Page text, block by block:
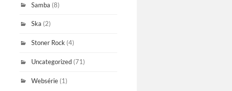
Samba (8)
Ska (2)
Stoner Rock (4)
Uncategorized (71)
Websérie (1)